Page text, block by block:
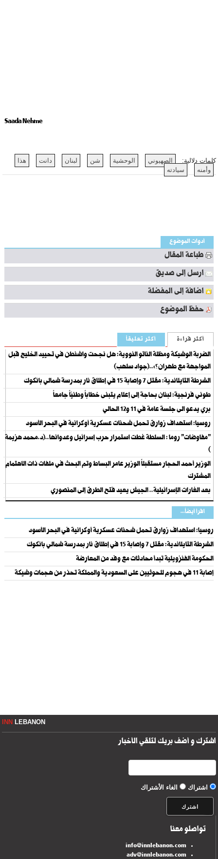
Saada Nehme
كلمات دلالية: الصهيوني الوحشية شن لبنان دانت
هذا
وأمنه
سيادته
أدوات الموضوع
طباعة المقال
ارسل إلى صديق
اضافة إلى المفضلة
حفظ الموضوع
أكثر قراءة أكثر تعليقاً
الضربة الوشيكة ومظلة الناتو النووية: هل نجحت واشنطن في تحييد الخليج قبل
المواجهة مع طهران؟»..(جواد سلهب)
الشرطة التايلاندية: مقتل 7 وإصابة 15 في إطلاق نار بمدرسة شمالي بانكوك
طوني فرنجية: لبنان بحاجة إلى إعلام يتبنى خطاباً وطنيّاً جامعاً
بري يدعو الى جلسة عامة في 11 و12 الحالي
روسيا: استهداف زوارق تحمل شحنات عسكرية أوكرانية في البحر الأسود
"مفاوضات" روما : السلطة غطت استمرار حرب إسرائيل وعدوانها..(د.محمد هزيمة
)
الوزير أحمد الحجار مستقبلاً الوزير عامر البساط وتم البحث في ملفات ذات الاهتمام
المشترك
بعد الغارات الإسرائيلية.. الجيش يعيد فتح الطرق إلى المنصوري
اقرأ أيضاً...
روسيا: استهداف زوارق تحمل شحنات عسكرية أوكرانية في البحر الأسود
الشرطة التايلاندية: مقتل 7 وإصابة 15 في إطلاق نار بمدرسة شمالي بانكوك
الحكومة الفنزويلية تبدأ محادثات مع وفد من المعارضة
إصابة 11 في هجوم للحوثيين على السعودية والمملكة تحذر من هجمات وشيكة
INNLEBANON
اشترك و أضف بريك لتلقي الأخبار
اشتراك الغاء الأشتراك
تواصلو معنا
info@innlebanon.com
adv@innlebanon.com